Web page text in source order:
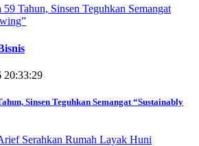
20:33:29
Sinsen Teguhkan Semangat “Sustainably